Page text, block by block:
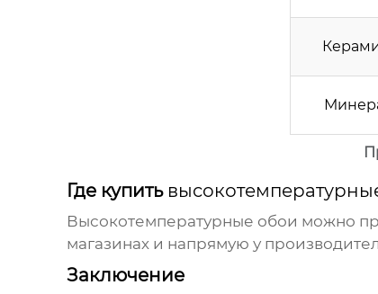
Где купить
Высокотемпературные обои можно
магазинах и напрямую у
Заключение